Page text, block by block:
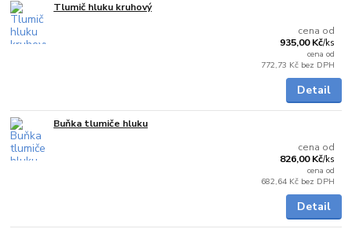
Tlumič hluku kruhový
cena od
935,00 Kč/ks
cena od
772,73 Kč bez DPH
Detail
Buňka tlumiče hluku
cena od
826,00 Kč/ks
cena od
682,64 Kč bez DPH
Detail